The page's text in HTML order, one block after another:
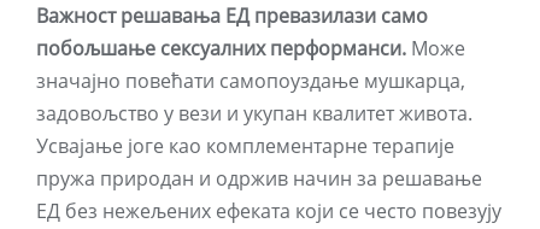
Важност решавања ЕД превазилази само
побољшање сексуалних перформанси. Може
значајно повећати самопоуздање мушкарца,
задовољство у вези и укупан квалитет живота.
Усвајање јоге као комплементарне терапије
пружа природан и одржив начин за решавање
ЕД без нежељених ефеката који се често повезују